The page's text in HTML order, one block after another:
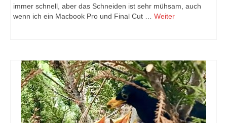
immer schnell, aber das Schneiden ist sehr mühsam, auch
wenn ich ein Macbook Pro und Final Cut … Weiter